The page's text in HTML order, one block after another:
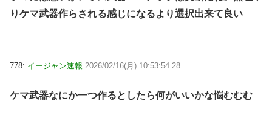
りケマ武器作らされる感じになるより選択出来て良い
778: イージャン速報 2026/02/16(月) 10:53:54.28
ケマ武器なにか一つ作るとしたら何がいいかな悩むむむ